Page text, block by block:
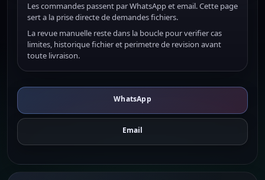
Les commandes passent par WhatsApp et email. Cette page
sert a la prise directe de demandes fichiers.
La revue manuelle reste dans la boucle pour verifier cas
limites, historique fichier et perimetre de revision avant
toute livraison.
WhatsApp
Email